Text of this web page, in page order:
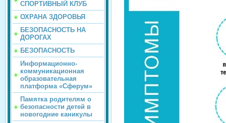
СПОРТИВНЫЙ КЛУБ
ОХРАНА ЗДОРОВЬЯ
БЕЗОПАСНОСТЬ НА
ДОРОГАХ
БЕЗОПАСНОСТЬ
Информационно-
коммуникационная
образовательная
платформа «Сферум»
Памятка родителям о
безопасности детей в
новогодние каникулы